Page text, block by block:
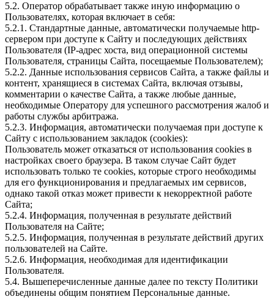
5.2. Оператор обрабатывает также иную информацию о
Пользователях, которая включает в себя:
5.2.1. Стандартные данные, автоматически получаемые http-
сервером при доступе к Сайту и последующих действиях
Пользователя (IP-адрес хоста, вид операционной системы
Пользователя, страницы Сайта, посещаемые Пользователем);
5.2.2. Данные использования сервисов Сайта, а также файлы и
контент, хранящиеся в системах Сайта, включая отзывы,
комментарии о качестве Сайта, а также любые данные,
необходимые Оператору для успешного рассмотрения жалоб и
работы службы арбитража.
5.2.3. Информация, автоматически получаемая при доступе к
Сайту с использованием закладок (cookies):
Пользователь может отказаться от использования cookies в
настройках своего браузера. В таком случае Сайт будет
использовать только те cookies, которые строго необходимы
для его функционирования и предлагаемых им сервисов,
однако такой отказ может привести к некорректной работе
Сайта;
5.2.4. Информация, полученная в результате действий
Пользователя на Сайте;
5.2.5. Информация, полученная в результате действий других
пользователей на Сайте.
5.2.6. Информация, необходимая для идентификации
Пользователя.
5.4. Вышеперечисленные данные далее по тексту Политики
объединены общим понятием Персональные данные.